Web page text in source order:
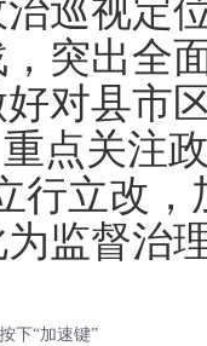
巡视定
突出全
对县市
点关注
行立改
监督治
下“加速键”